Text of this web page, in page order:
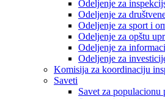
Odeljenje za
Odeljenje za
Odeljenje za sport i
Odeljenje za opštu
Odeljenje za
Odeljenje za
Komisija za koordinaciju
Saveti
Savet za populacionu